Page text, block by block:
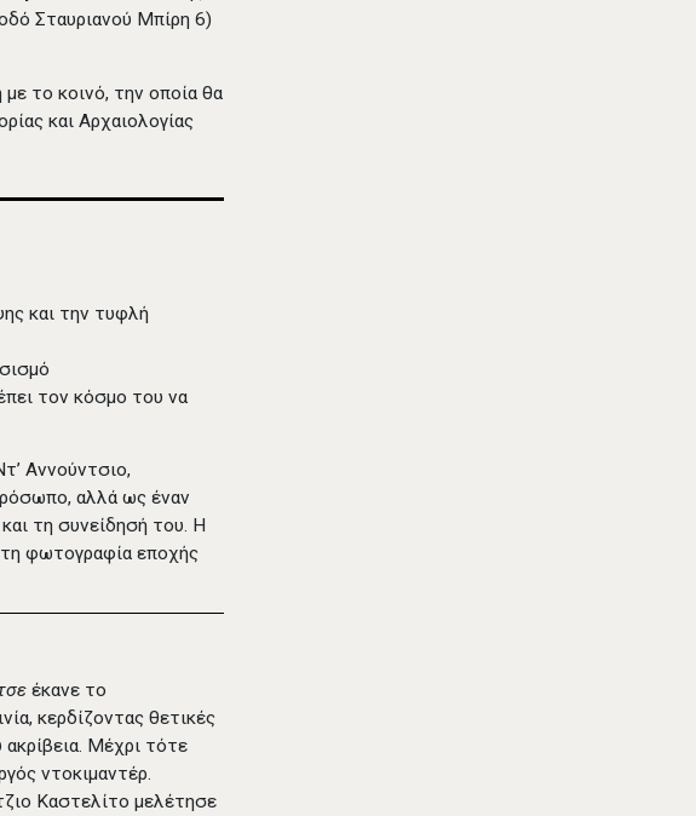
Σταυριανού Μπίρη 6)
το κοινό, την οποία θα
και Αρχαιολογίας
και την τυφλή
τον κόσμο του να
Αννούντσιο,
αλλά ως έναν
τη συνείδησή του. Η
τη φωτογραφία εποχής
έκανε το
κερδίζοντας θετικές
ακρίβεια. Μέχρι τότε
ντοκιμαντέρ.
Καστελίτο μελέτησε